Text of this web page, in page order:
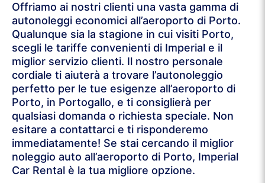
Offriamo ai nostri clienti una vasta gamma di
autonoleggi economici all’aeroporto di Porto.
Qualunque sia la stagione in cui visiti Porto,
scegli le tariffe convenienti di Imperial e il
miglior servizio clienti. Il nostro personale
cordiale ti aiuterà a trovare l’autonoleggio
perfetto per le tue esigenze all’aeroporto di
Porto, in Portogallo, e ti consiglierà per
qualsiasi domanda o richiesta speciale. Non
esitare a contattarci e ti risponderemo
immediatamente! Se stai cercando il miglior
noleggio auto all’aeroporto di Porto, Imperial
Car Rental è la tua migliore opzione.